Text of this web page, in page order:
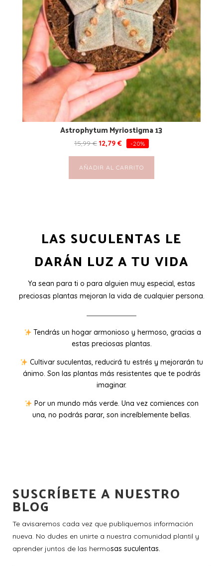
Astrophytum Myriostigma 13
15,99€ 12,79 € -20%
AÑADIR AL CARRITO
LAS SUCULENTAS LE
DARÁN LUZ A TU VIDA
Ya sean para ti o para alguien muy especial, estas
preciosas plantas mejoran la vida de cualquier persona.
Tendrás un hogar armonioso y hermoso, gracias a
estas preciosas plantas.
Cultivar suculentas, reducirá tu estrés y mejorarán tu
ánimo. Son las plantas más resistentes que te podrás
imaginar.
Por un mundo más verde. Una vez comiences con
una, no podrás parar, son increíblemente bellas.
SUSCRÍBETE A NUESTRO
BLOG
Te avisaremos cada vez que publiquemos información
nueva. No dudes en unirte a nuestra comunidad plantil y
aprender juntos de las hermosas suculentas.